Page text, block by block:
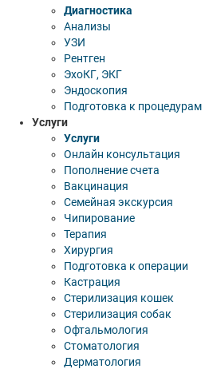
Диагностика
Анализы
УЗИ
Рентген
ЭхоКГ, ЭКГ
Эндоскопия
Подготовка к процедурам
Услуги
Услуги
Онлайн консультация
Пополнение счета
Вакцинация
Семейная экскурсия
Чипирование
Терапия
Хирургия
Подготовка к операции
Кастрация
Стерилизация кошек
Стерилизация собак
Офтальмология
Стоматология
Дерматология